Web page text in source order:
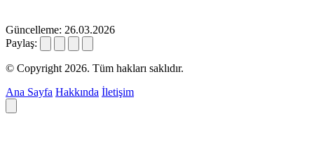
Güncelleme: 26.03.2026
Paylaş:
© Copyright 2026. Tüm hakları saklıdır.
Ana Sayfa Hakkında İletişim